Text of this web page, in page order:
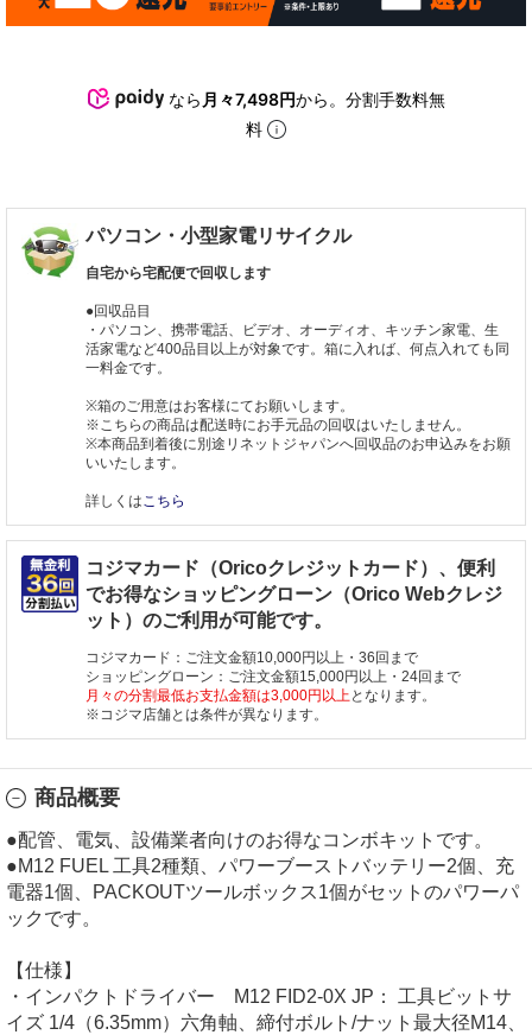
なら 月々7,498円から。分割手数料無
料
パソコン・小型家電リサイクル
自宅から宅配便で回収します
●回収品目
・パソコン、携帯電話、ビデオ、オーディオ、キッチン家電、生
活家電など400品目以上が対象です。箱に入れば、何点入れても同
一料金です。
※箱のご用意はお客様にてお願いします。
※こちらの商品は配送時にお手元品の回収はいたしません。
※本商品到着後に別途リネットジャパンへ回収品のお申込みをお願
いいたします。
詳しくはこちら
コジマカード（Oricoクレジットカード）、便利
でお得なショッピングローン（Orico Webクレジ
ット）のご利用が可能です。
コジマカード：ご注文金額10,000円以上・36回まで
ショッピングローン：ご注文金額15,000円以上・24回まで
月々の分割最低お支払金額は3,000円以上となります。
※コジマ店舗とは条件が異なります。
商品概要
●配管、電気、設備業者向けのお得なコンボキットです。
●M12 FUEL 工具2種類、パワーブーストバッテリー2個、充
電器1個、PACKOUTツールボックス1個がセットのパワーパ
ックです。
【仕様】
・インパクトドライバー M12 FID2-0X JP： 工具ビットサ
イズ 1/4（6.35mm）六角軸、締付ボルト/ナット最大径M14、